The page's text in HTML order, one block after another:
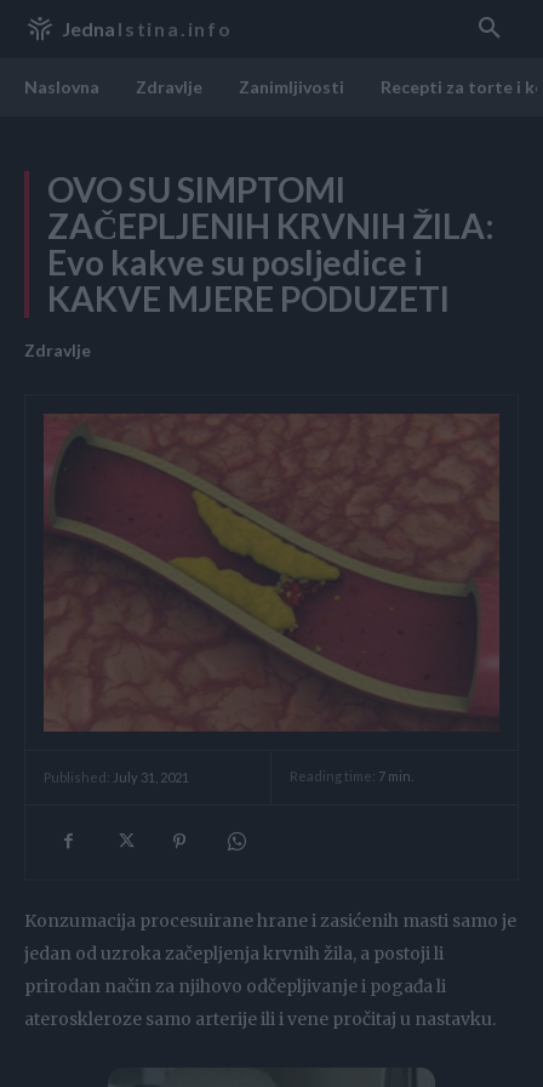
Jedna Istina.info
Naslovna Zdravlje Zanimljivosti Recepti za torte i
OVO SU SIMPTOMI
ZAČEPLJENIH KRVNIH ŽILA:
Evo kakve su posljedice i
KAKVE MJERE PODUZETI
Zdravlje
Published: July 31, 2021 Reading time: 7 min.
Konzumacija procesuirane hrane i zasićenih masti samo je
jedan od uzroka začepljenja krvnih žila, a postoji li
prirodan način za njihovo odčepljivanje i pogađa li
ateroskleroze samo arterije ili i vene pročitaj u nastavku.